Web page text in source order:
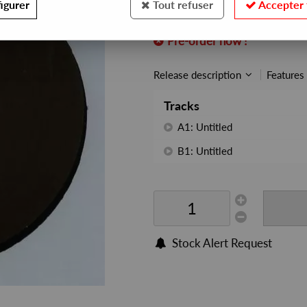
Pre-order now !
Release description Features
Tracks
A1: Untitled
B1: Untitled
Stock Alert Request
Tout refuser Accepter